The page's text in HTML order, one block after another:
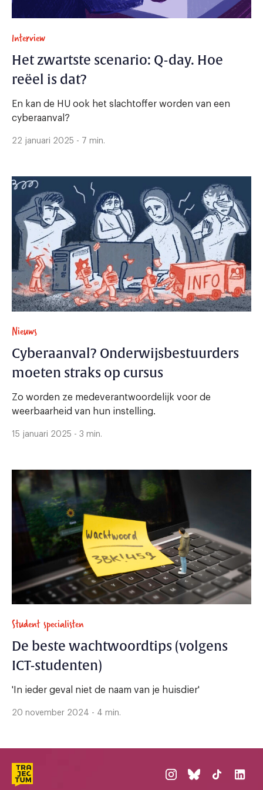
Interview
Het zwartste scenario: Q-day. Hoe
reëel is dat?
En kan de HU ook het slachtoffer worden van een
cyberaanval?
22 januari 2025 - 7 min.
Nieuws
Cyberaanval? Onderwijsbestuurders
moeten straks op cursus
Zo worden ze medeverantwoordelijk voor de
weerbaarheid van hun instelling.
15 januari 2025 - 3 min.
Student specialisten
De beste wachtwoordtips (volgens
ICT-studenten)
'In ieder geval niet de naam van je huisdier'
20 november 2024 - 4 min.